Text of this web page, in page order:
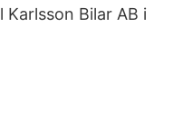
Bilar AB i